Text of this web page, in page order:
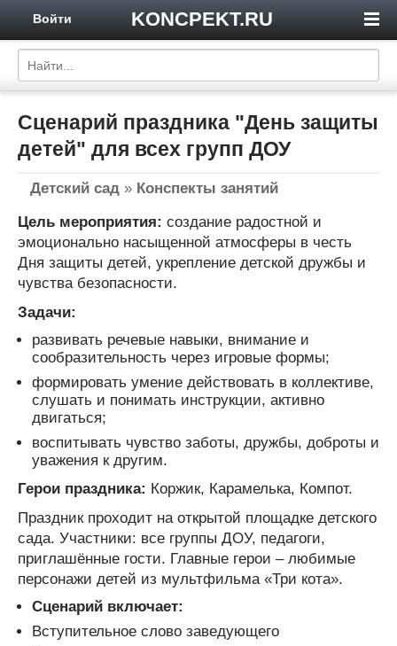
KONCPEKT.RU
Войти
Сценарий праздника "День защиты
детей" для всех групп ДОУ
Детский сад » Конспекты занятий
Цель мероприятия: создание радостной и
эмоционально насыщенной атмосферы в честь
Дня защиты детей, укрепление детской дружбы и
чувства безопасности.
Задачи:
развивать речевые навыки, внимание и
сообразительность через игровые формы;
формировать умение действовать в коллективе,
слушать и понимать инструкции, активно
двигаться;
воспитывать чувство заботы, дружбы, доброты и
уважения к другим.
Герои праздника: Коржик, Карамелька, Компот.
Праздник проходит на открытой площадке детского
сада. Участники: все группы ДОУ, педагоги,
приглашённые гости. Главные герои – любимые
персонажи детей из мультфильма «Три кота».
Сценарий включает:
Вступительное слово заведующего